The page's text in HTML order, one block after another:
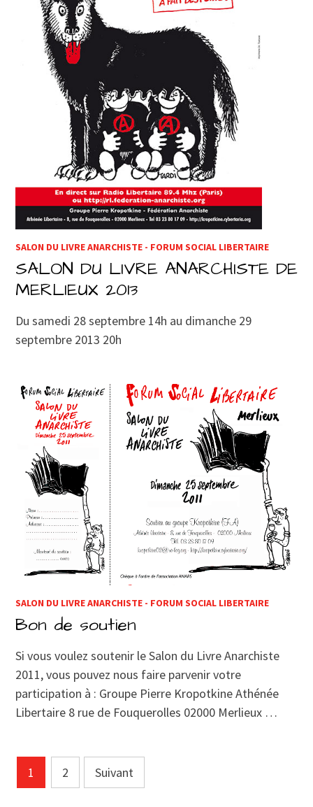
SALON DU LIVRE ANARCHISTE - FORUM SOCIAL LIBERTAIRE
SALON DU LIVRE ANARCHISTE DE
MERLIEUX 2013
Du samedi 28 septembre 14h au dimanche 29
septembre 2013 20h
SALON DU LIVRE ANARCHISTE - FORUM SOCIAL LIBERTAIRE
Bon de soutien
Si vous voulez soutenir le Salon du Livre Anarchiste
2011, vous pouvez nous faire parvenir votre
participation à : Groupe Pierre Kropotkine Athénée
Libertaire 8 rue de Fouquerolles 02000 Merlieux …
Pagination
des
1 2 Suivant